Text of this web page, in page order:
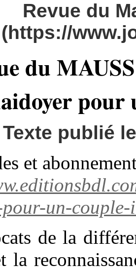
Revue du
(https://
du
pour
Texte publié
et
un-couple-
de la
la